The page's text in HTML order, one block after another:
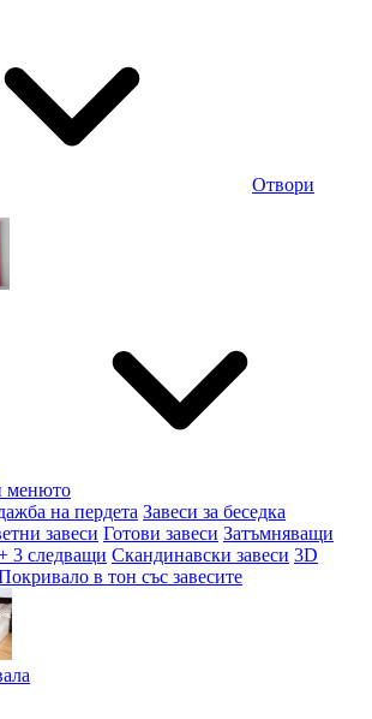
Отвори
менюто
на пердета Завеси за беседка
завеси Готови завеси Затъмняващи
3 следващи Скандинавски завеси 3D
в тон със завесите